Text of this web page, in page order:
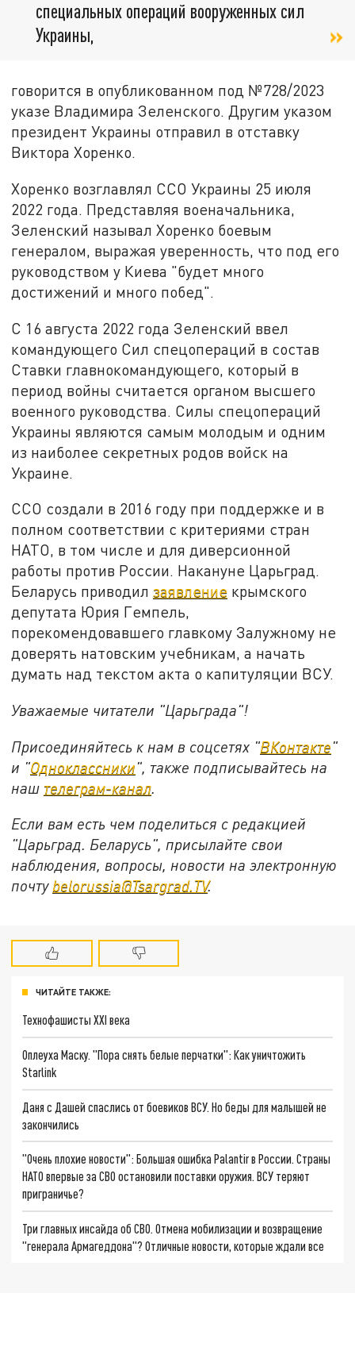
специальных операций вооруженных сил
Украины,
говорится в опубликованном под №728/2023
указе Владимира Зеленского. Другим указом
президент Украины отправил в отставку
Виктора Хоренко.
Хоренко возглавлял ССО Украины 25 июля
2022 года. Представляя военачальника,
Зеленский называл Хоренко боевым
генералом, выражая уверенность, что под его
руководством у Киева "будет много
достижений и много побед".
С 16 августа 2022 года Зеленский ввел
командующего Сил спецопераций в состав
Ставки главнокомандующего, который в
период войны считается органом высшего
военного руководства. Силы спецопераций
Украины являются самым молодым и одним
из наиболее секретных родов войск на
Украине.
ССО создали в 2016 году при поддержке и в
полном соответствии с критериями стран
НАТО, в том числе и для диверсионной
работы против России. Накануне Царьград.
Беларусь приводилзаявление крымского
депутата Юрия Гемпель,
порекомендовавшего главкому Залужному не
доверять натовским учебникам, а начать
думать над текстом акта о капитуляции ВСУ.
Уважаемые читатели "Царьграда"!
Присоединяйтесь к нам в соцсетях "ВКонтакте"
и "Одноклассники", также подписывайтесь на
наш телеграм-канал.
Если вам есть чем поделиться с редакцией
"Царьград. Беларусь", присылайте свои
наблюдения, вопросы, новости на электронную
почту belorussia@Tsargrad.TV.
ЧИТАЙТЕ ТАКЖЕ:
Технофашисты XXI века
Оплеуха Маску. "Пора снять белые перчатки": Как уничтожить
Starlink
Даня с Дашей спаслись от боевиков ВСУ. Но беды для малышей не
закончились
"Очень плохие новости": Большая ошибка Palantir в России. Страны
НАТО впервые за СВО остановили поставки оружия. ВСУ теряют
приграничье?
Три главных инсайда об СВО. Отмена мобилизации и возвращение
"генерала Армагеддона"? Отличные новости, которые ждали все